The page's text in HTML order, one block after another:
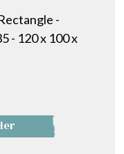
-
- 120 x 100 x